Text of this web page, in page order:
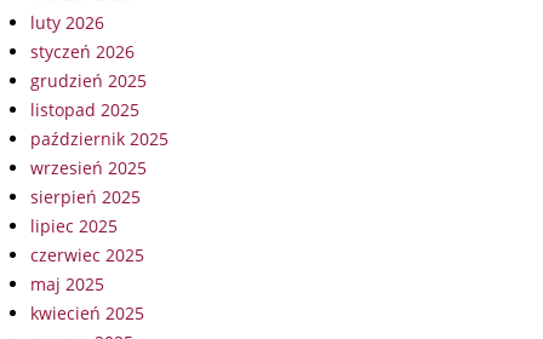
luty 2026
styczeń 2026
grudzień 2025
listopad 2025
październik 2025
wrzesień 2025
sierpień 2025
lipiec 2025
czerwiec 2025
maj 2025
kwiecień 2025